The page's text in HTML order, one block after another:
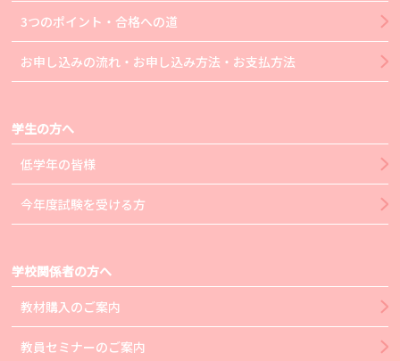
3つのポイント・合格への道
お申し込みの流れ・お申し込み方法・お支払方法
学生の方へ
低学年の皆様
今年度試験を受ける方
学校関係者の方へ
教材購入のご案内
教員セミナーのご案内